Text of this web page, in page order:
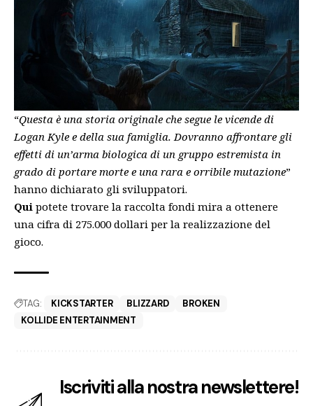
“Questa è una storia originale che segue le vicende di
Logan Kyle e della sua famiglia. Dovranno affrontare gli
effetti di un’arma biologica di un gruppo estremista in
grado di portare morte e una rara e orribile mutazione”
hanno dichiarato gli sviluppatori.
Qui potete trovare la raccolta fondi mira a ottenere
una cifra di 275.000 dollari per la realizzazione del
gioco.
TAG: KICKSTARTER BLIZZARD
BROKEN
KOLLIDE ENTERTAINMENT
Iscriviti alla nostra newslettere!